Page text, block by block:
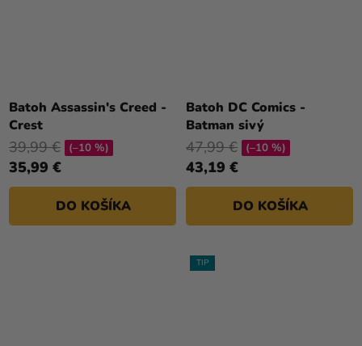
Batoh Assassin's Creed -
Crest
35,99 €
39,99 € (–10 %)
DO KOŠÍKA
Batoh DC Comics -
Batman sivý
43,19 €
47,99 € (–10 %)
DO KOŠÍKA
TIP